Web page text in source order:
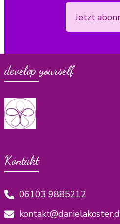
Jetzt
develop yourself
Kontakt
06103 9885212